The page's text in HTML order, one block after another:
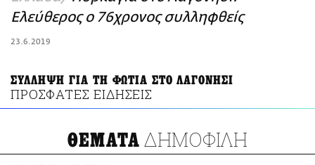
ΑΜΠΑ
PRINT
Ελεύθερος ο 76χρονος συλληφθείς
23.6.2019
ΣΥΛΛΗΨΗ ΓΙΑ ΤΗ ΦΩΤΙΑ ΣΤΟ ΛΑΓΟΝΗΣΙ
ΠΡΟΣΦΑΤΕΣ ΕΙΔΗΣΕΙΣ
ΘΕΜΑΤΑ ΔΗΜΟΦΙΛΗ